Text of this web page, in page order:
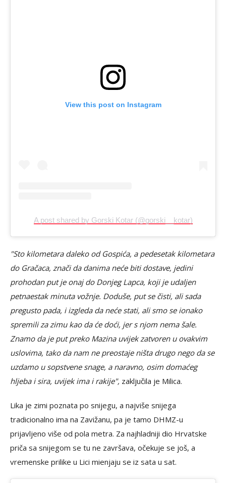
View this post on Instagram
A post shared by Gorski Kotar (@gorski__kotar)
"Sto kilometara daleko od Gospića, a pedesetak kilometara
do Gračaca, znači da danima neće biti dostave, jedini
prohodan put je onaj do Donjeg Lapca, koji je udaljen
petnaestak minuta vožnje. Doduše, put se čisti, ali sada
pregusto pada, i izgleda da neće stati, ali smo se ionako
spremili za zimu kao da će doći, jer s njom nema šale.
Znamo da je put preko Mazina uvijek zatvoren u ovakvim
uslovima, tako da nam ne preostaje ništa drugo nego da se
uzdamo u sopstvene snage, a naravno, osim domaćeg
hljeba i sira, uvijek ima i rakije", zaključila je Milica.
Lika je zimi poznata po snijegu, a najviše snijega
tradicionalno ima na Zavižanu, pa je tamo DHMZ-u
prijavljeno više od pola metra. Za najhladniji dio Hrvatske
priča sa snijegom se tu ne završava, očekuje se još, a
vremenske prilike u Lici mienjaju se iz sata u sat.